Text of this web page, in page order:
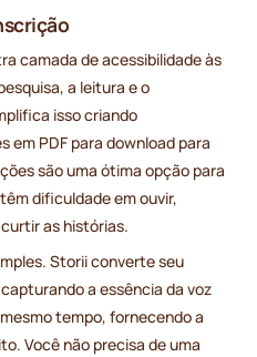
camada de acessibilidade às
a leitura e o
isso criando
PDF para download para
são uma ótima opção para
dificuldade em ouvir,
as histórias.
Storii converte seu
a essência da voz
tempo, fornecendo a
Você não precisa de uma